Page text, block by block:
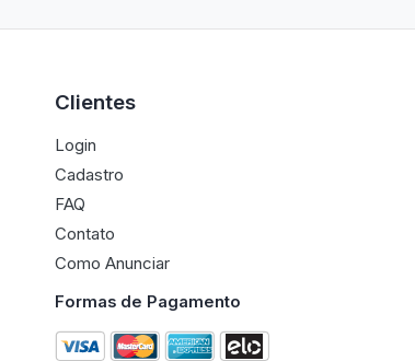
Clientes
Login
Cadastro
FAQ
Contato
Como Anunciar
Formas de Pagamento